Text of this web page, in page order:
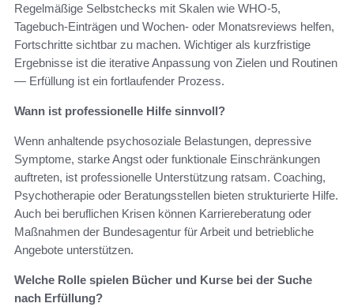
Regelmäßige Selbstchecks mit Skalen wie WHO-5,
Tagebuch‑Einträgen und Wochen- oder Monatsreviews helfen,
Fortschritte sichtbar zu machen. Wichtiger als kurzfristige
Ergebnisse ist die iterative Anpassung von Zielen und Routinen
— Erfüllung ist ein fortlaufender Prozess.
Wann ist professionelle Hilfe sinnvoll?
Wenn anhaltende psychosoziale Belastungen, depressive
Symptome, starke Angst oder funktionale Einschränkungen
auftreten, ist professionelle Unterstützung ratsam. Coaching,
Psychotherapie oder Beratungsstellen bieten strukturierte Hilfe.
Auch bei beruflichen Krisen können Karriereberatung oder
Maßnahmen der Bundesagentur für Arbeit und betriebliche
Angebote unterstützen.
Welche Rolle spielen Bücher und Kurse bei der Suche
nach Erfüllung?